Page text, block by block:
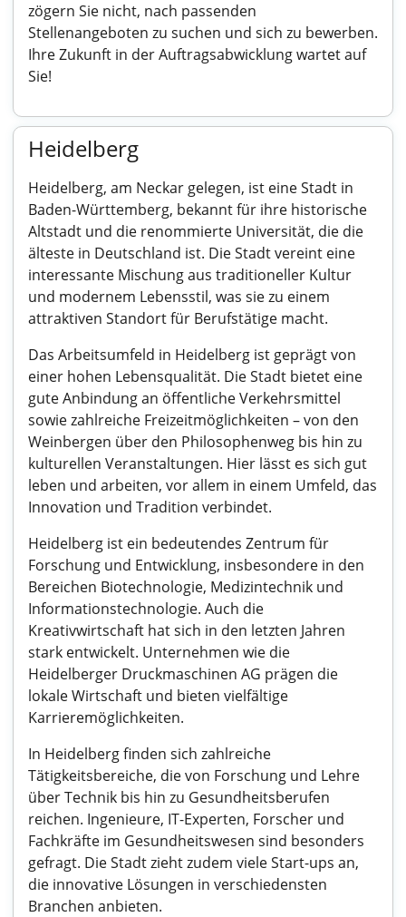
zögern Sie nicht, nach passenden
Stellenangeboten zu suchen und sich zu bewerben.
Ihre Zukunft in der Auftragsabwicklung wartet auf
Sie!
Heidelberg
Heidelberg, am Neckar gelegen, ist eine Stadt in
Baden-Württemberg, bekannt für ihre historische
Altstadt und die renommierte Universität, die die
älteste in Deutschland ist. Die Stadt vereint eine
interessante Mischung aus traditioneller Kultur
und modernem Lebensstil, was sie zu einem
attraktiven Standort für Berufstätige macht.
Das Arbeitsumfeld in Heidelberg ist geprägt von
einer hohen Lebensqualität. Die Stadt bietet eine
gute Anbindung an öffentliche Verkehrsmittel
sowie zahlreiche Freizeitmöglichkeiten – von den
Weinbergen über den Philosophenweg bis hin zu
kulturellen Veranstaltungen. Hier lässt es sich gut
leben und arbeiten, vor allem in einem Umfeld, das
Innovation und Tradition verbindet.
Heidelberg ist ein bedeutendes Zentrum für
Forschung und Entwicklung, insbesondere in den
Bereichen Biotechnologie, Medizintechnik und
Informationstechnologie. Auch die
Kreativwirtschaft hat sich in den letzten Jahren
stark entwickelt. Unternehmen wie die
Heidelberger Druckmaschinen AG prägen die
lokale Wirtschaft und bieten vielfältige
Karrieremöglichkeiten.
In Heidelberg finden sich zahlreiche
Tätigkeitsbereiche, die von Forschung und Lehre
über Technik bis hin zu Gesundheitsberufen
reichen. Ingenieure, IT-Experten, Forscher und
Fachkräfte im Gesundheitswesen sind besonders
gefragt. Die Stadt zieht zudem viele Start-ups an,
die innovative Lösungen in verschiedensten
Branchen anbieten.